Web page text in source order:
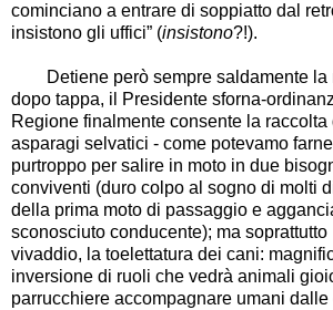
cominciano a entrare di soppiatto dal
insistono gli uffici” (insistono?!).
Detiene però sempre saldamente la
dopo tappa, il Presidente sforna-
Regione finalmente consente la raccolta
asparagi selvatici - come potevamo
purtroppo per salire in moto in due
conviventi (duro colpo al sogno di molti
della prima moto di passaggio e
sconosciuto conducente); ma
vivaddio, la toelettatura dei cani:
inversione di ruoli che vedrà animali
parrucchiere accompagnare umani